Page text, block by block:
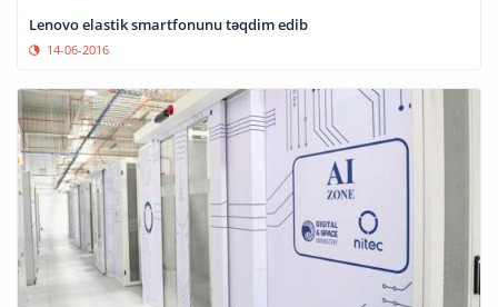
Lenovo elastik smartfonunu təqdim edib
14-06-2016